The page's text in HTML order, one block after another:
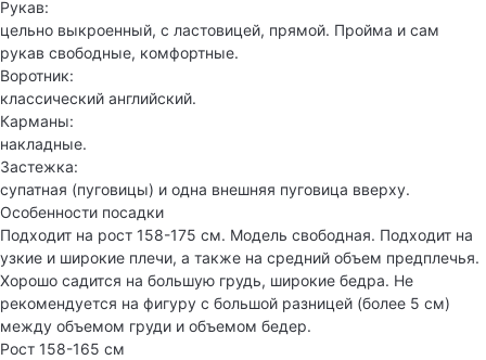
Рукав:
цельно выкроенный, с ластовицей, прямой. Пройма и сам
рукав свободные, комфортные.
Воротник:
классический английский.
Карманы:
накладные.
Застежка:
супатная (пуговицы) и одна внешняя пуговица вверху.
Особенности посадки
Подходит на рост 158-175 см. Модель свободная. Подходит на
узкие и широкие плечи, а также на средний объем предплечья.
Хорошо садится на большую грудь, широкие бедра. Не
рекомендуется на фигуру с большой разницей (более 5 см)
между объемом груди и объемом бедер.
Рост 158-165 см